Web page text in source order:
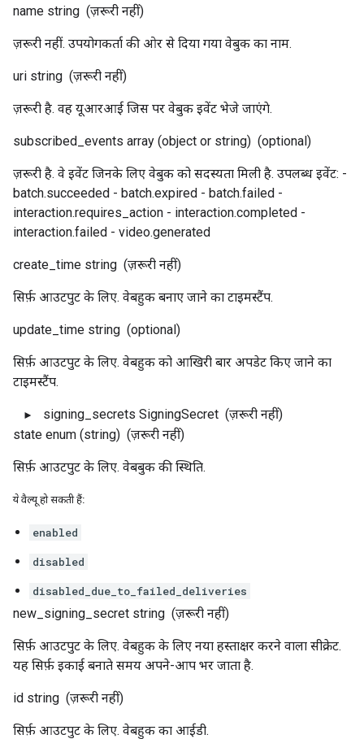
name string (ज़रूरी नहीं)
ज़रूरी नहीं. उपयोगकर्ता की ओर से दिया गया वेबुक का नाम.
uri string (ज़रूरी नहीं)
ज़रूरी है. वह यूआरआई जिस पर वेबुक इवेंट भेजे जाएंगे.
subscribed_events array (object or string) (optional)
ज़रूरी है. वे इवेंट जिनके लिए वेबुक को सदस्यता मिली है. उपलब्ध इवेंट: -
batch.succeeded - batch.expired - batch.failed -
interaction.requires_action - interaction.completed -
interaction.failed - video.generated
create_time string (ज़रूरी नहीं)
सिर्फ़ आउटपुट के लिए. वेबहुक बनाए जाने का टाइमस्टैंप.
update_time string (optional)
सिर्फ़ आउटपुट के लिए. वेबहुक को आखिरी बार अपडेट किए जाने का
टाइमस्टैंप.
signing_secrets SigningSecret (ज़रूरी नहीं)
state enum (string) (ज़रूरी नहीं)
सिर्फ़ आउटपुट के लिए. वेबबुक की स्थिति.
ये वैल्यू हो सकती हैं:
enabled
disabled
disabled_due_to_failed_deliveries
new_signing_secret string (ज़रूरी नहीं)
सिर्फ़ आउटपुट के लिए. वेबहुक के लिए नया हस्ताक्षर करने वाला सीक्रेट.
यह सिर्फ़ इकाई बनाते समय अपने-आप भर जाता है.
id string (ज़रूरी नहीं)
सिर्फ़ आउटपुट के लिए. वेबहुक का आईडी.